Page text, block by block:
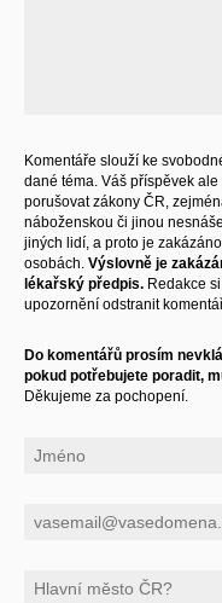
Komentáře slouží ke
dané téma. Váš příspěvek
porušovat zákony ČR,
náboženskou či jinou
jiných lidí, a proto je
osobách. Výslovně je
lékařský předpis. Redakce
upozornění odstranit
Do komentářů prosím
pokud potřebujete poradit,
Děkujeme za pochopení.